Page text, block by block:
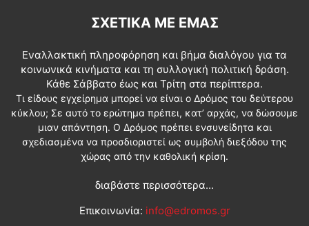
ΣΧΕΤΙΚΆ ΜΕ ΕΜΆΣ
Εναλλακτική πληροφόρηση και βήμα διαλόγου για τα
κοινωνικά κινήματα και τη συλλογική πολιτική δράση.
Κάθε Σάββατο έως και Τρίτη στα περίπτερα.
Τι είδους εγχείρημα μπορεί να είναι ο Δρόμος του δεύτερου
κύκλου; Σε αυτό το ερώτημα πρέπει, κατ’ αρχάς, να δώσουμε
μιαν απάντηση. Ο Δρόμος πρέπει ενσυνείδητα και
σχεδιασμένα να προσδιοριστεί ως συμβολή διεξόδου της
χώρας από την καθολική κρίση.
διαβάστε περισσότερα...
Επικοινωνία: info@edromos.gr